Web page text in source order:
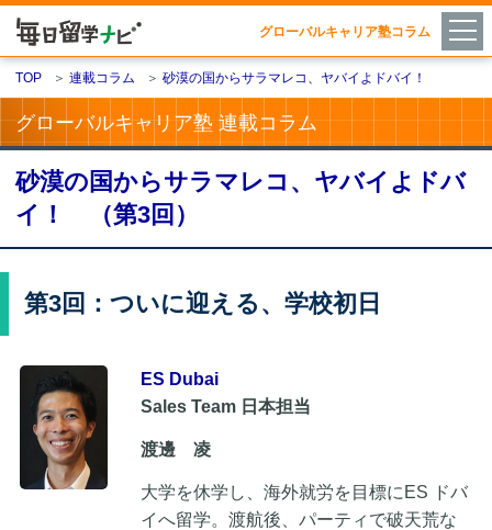
グローバルキャリア塾コラム
TOP ＞ 連載コラム ＞ 砂漠の国からサラマレコ、ヤバイよドバイ！
グローバルキャリア塾 連載コラム
砂漠の国からサラマレコ、ヤバイよドバ
イ！ （第3回）
第3回：ついに迎える、学校初日
ES Dubai
Sales Team 日本担当
渡邊 凌
大学を休学し、海外就労を目標にES ドバ
イへ留学。渡航後、パーティで破天荒な